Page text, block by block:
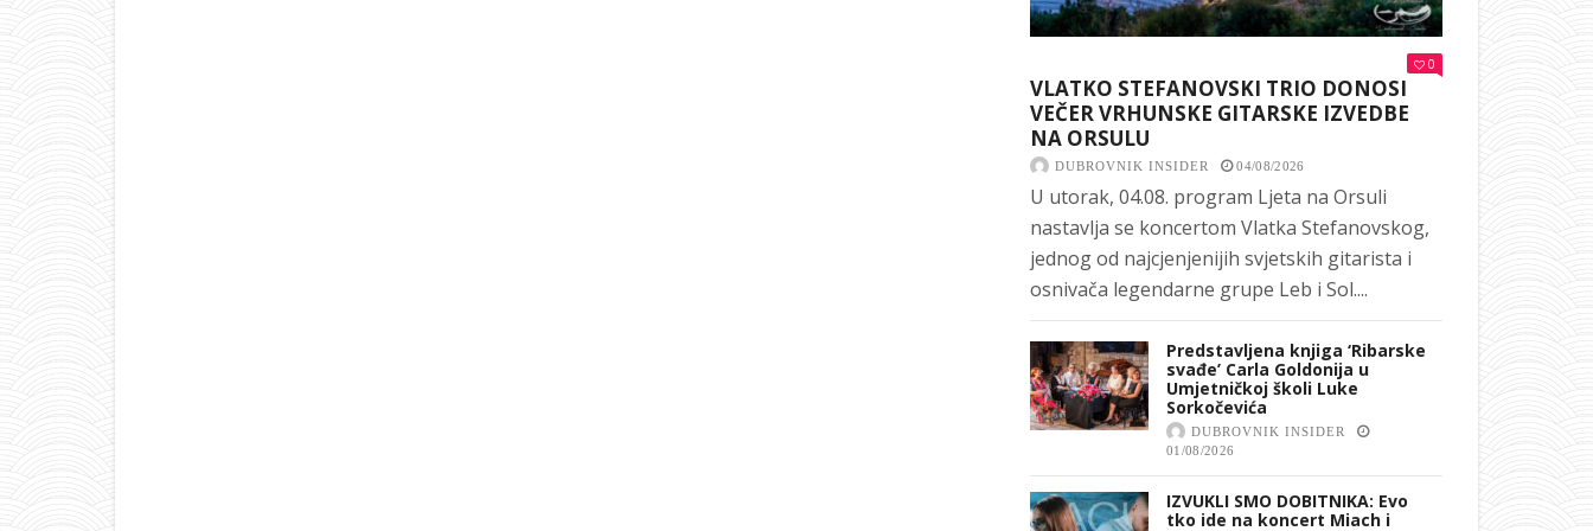
0
VLATKO STEFANOVSKI TRIO DONOSI
VEČER VRHUNSKE GITARSKE IZVEDBE
NA ORSULU
DUBROVNIK INSIDER 04/08/2026
U utorak, 04.08. program Ljeta na Orsuli
nastavlja se koncertom Vlatka Stefanovskog,
jednog od najcjenjenijih svjetskih gitarista i
osnivača legendarne grupe Leb i Sol....
Predstavljena knjiga ‘Ribarske
svađe’ Carla Goldonija u
Umjetničkoj školi Luke
Sorkočevića
DUBROVNIK INSIDER
01/08/2026
IZVUKLI SMO DOBITNIKA: Evo
tko ide na koncert Miach i